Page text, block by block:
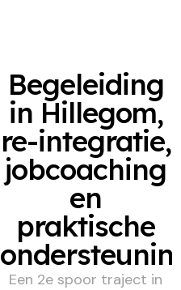
Begeleiding
in Hillegom,
re-integratie,
jobcoaching
en
praktische
Een 2e spoor traject in